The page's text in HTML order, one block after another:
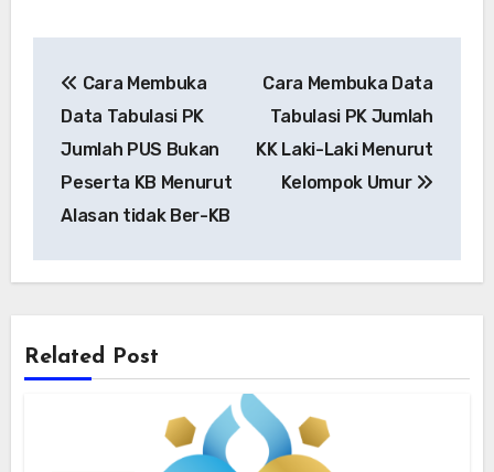
navigation
Cara Membuka
Data Tabulasi PK
Jumlah PUS Bukan
Peserta KB Menurut
Alasan tidak Ber-KB
Cara Membuka Data
Tabulasi PK Jumlah
KK Laki-Laki Menurut
Kelompok Umur
Related Post